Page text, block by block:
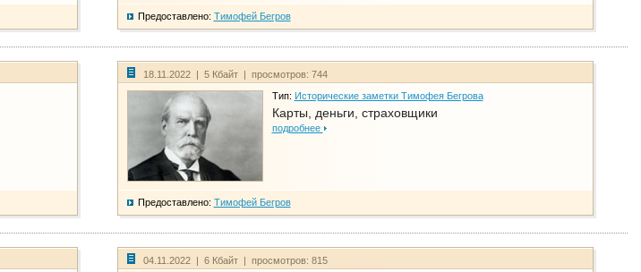
Предоставлено: Тимофей Бегров
18.11.2022 | 5 Кбайт | просмотров: 744
Тип: Исторические заметки Тимофея Бегрова
Карты, деньги, страховщики
подробнее
Предоставлено: Тимофей Бегров
04.11.2022 | 6 Кбайт | просмотров: 815